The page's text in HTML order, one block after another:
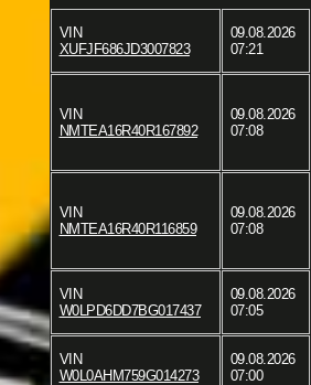
VIN
XUFJF686JD3007823
09.08.2026
07:21
VIN
NMTEA16R40R167892
09.08.2026
07:08
VIN
NMTEA16R40R116859
09.08.2026
07:08
VIN
W0LPD6DD7BG017437
09.08.2026
07:05
VIN
W0L0AHM759G014273
09.08.2026
07:00